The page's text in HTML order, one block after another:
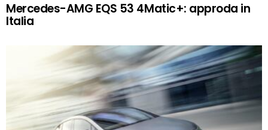
Mercedes-AMG EQS 53 4Matic+: approda in
Italia